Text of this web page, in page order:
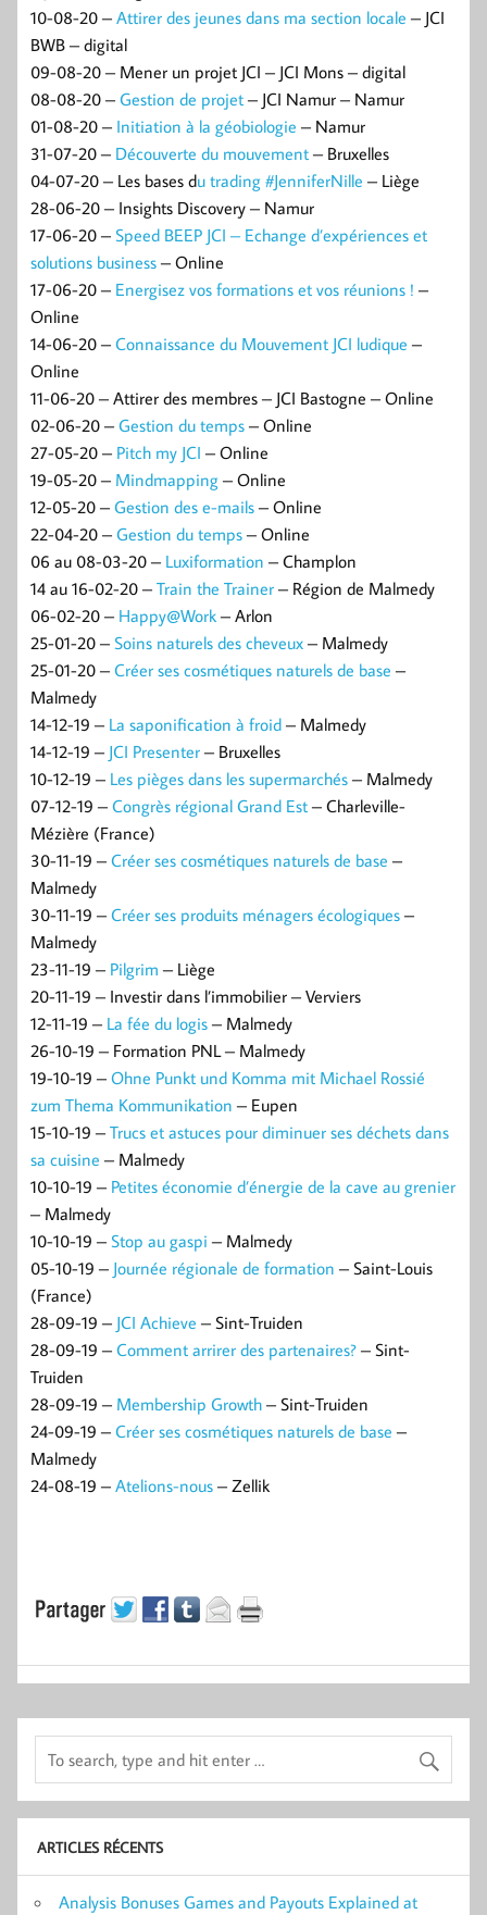
10-08-20 – Attirer des jeunes dans ma section locale – JCI
BWB – digital
09-08-20 – Mener un projet JCI – JCI Mons – digital
08-08-20 – Gestion de projet – JCI Namur – Namur
01-08-20 – Initiation à la géobiologie – Namur
31-07-20 – Découverte du mouvement – Bruxelles
04-07-20 – Les bases du trading #JenniferNille – Liège
28-06-20 – Insights Discovery – Namur
17-06-20 – Speed BEEP JCI – Echange d’expériences et
solutions business – Online
17-06-20 – Energisez vos formations et vos réunions ! –
Online
14-06-20 – Connaissance du Mouvement JCI ludique –
Online
11-06-20 – Attirer des membres – JCI Bastogne – Online
02-06-20 – Gestion du temps – Online
27-05-20 – Pitch my JCI – Online
19-05-20 – Mindmapping – Online
12-05-20 – Gestion des e-mails – Online
22-04-20 – Gestion du temps – Online
06 au 08-03-20 – Luxiformation – Champlon
14 au 16-02-20 – Train the Trainer – Région de Malmedy
06-02-20 – Happy@Work – Arlon
25-01-20 – Soins naturels des cheveux – Malmedy
25-01-20 – Créer ses cosmétiques naturels de base –
Malmedy
14-12-19 – La saponification à froid – Malmedy
14-12-19 – JCI Presenter – Bruxelles
10-12-19 – Les pièges dans les supermarchés – Malmedy
07-12-19 – Congrès régional Grand Est – Charleville-
Mézière (France)
30-11-19 – Créer ses cosmétiques naturels de base –
Malmedy
30-11-19 – Créer ses produits ménagers écologiques –
Malmedy
23-11-19 – Pilgrim – Liège
20-11-19 – Investir dans l’immobilier – Verviers
12-11-19 – La fée du logis – Malmedy
26-10-19 – Formation PNL – Malmedy
19-10-19 – Ohne Punkt und Komma mit Michael Rossié
zum Thema Kommunikation – Eupen
15-10-19 – Trucs et astuces pour diminuer ses déchets dans
sa cuisine – Malmedy
10-10-19 – Petites économie d’énergie de la cave au grenier
– Malmedy
10-10-19 – Stop au gaspi – Malmedy
05-10-19 – Journée régionale de formation – Saint-Louis
(France)
28-09-19 – JCI Achieve – Sint-Truiden
28-09-19 – Comment arrirer des partenaires? – Sint-
Truiden
28-09-19 – Membership Growth – Sint-Truiden
24-09-19 – Créer ses cosmétiques naturels de base –
Malmedy
24-08-19 – Atelions-nous – Zellik
ARTICLES RÉCENTS
Analysis Bonuses Games and Payouts Explained at